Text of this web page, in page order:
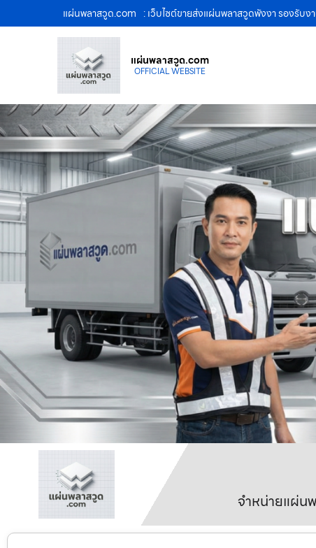
แผ่นพลาสวูด.com : เว็บไซต์ขายส่งแผ่นพลาสวูดพังงา รองรับ
แผ่นพลาสวูด.com
OFFICIAL WEBSITE
จำหน่ายแผ่น